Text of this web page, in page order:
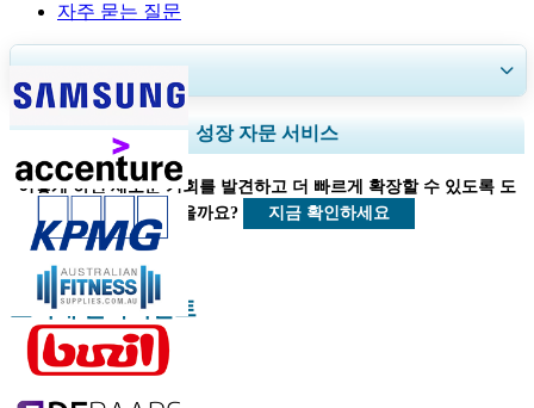
자주 묻는 질문
지역 및 국가 범위 확장, 세그먼트 분석, 기업 프로필, 경쟁 벤치마킹, 및 최
종 사용자 인사이트.
지금 맞춤 설정
성장 자문 서비스
어떻게 하면 새로운 기회를 발견하고 더 빠르게 확장할 수 있도록 도
울 수 있을까요?
지금 확인하세요
소비재 클라이언트